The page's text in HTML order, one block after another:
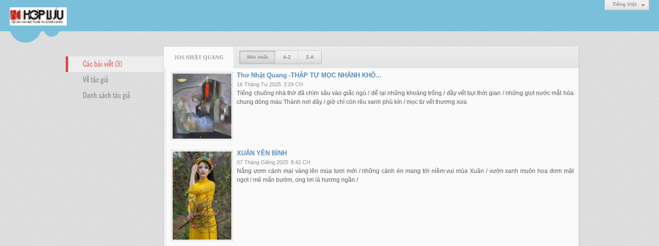
Tiếng Việt
Các bài viết (3)
Về tác giả
Danh sách tác giả
JOS NHẬT QUANG Mới nhất A-Z Z-A
Thơ Nhật Quang -THẬP TỰ MỌC NHÁNH KHÔ...
16 Tháng Tư 2025 3:29 CH
Tiếng chuông nhà thờ đã chìm sâu vào giấc ngủ / để lại những khoảng trống / đầy vết bụi thời gian / những giọt nước mắt hòa
chung dòng máu Thánh nơi đây / giờ chỉ còn rêu xanh phủ kín / mọc từ vết thương xưa
XUÂN YÊN BÌNH
07 Tháng Giêng 2025 8:42 CH
Nắng ươm cánh mai vàng lên mùa tươi mới / những cánh én mang tới niềm vui mùa Xuân / vườn xanh muôn hoa đơm mật
ngọt / mê mẩn bướm, ong lơi lả hương ngần /